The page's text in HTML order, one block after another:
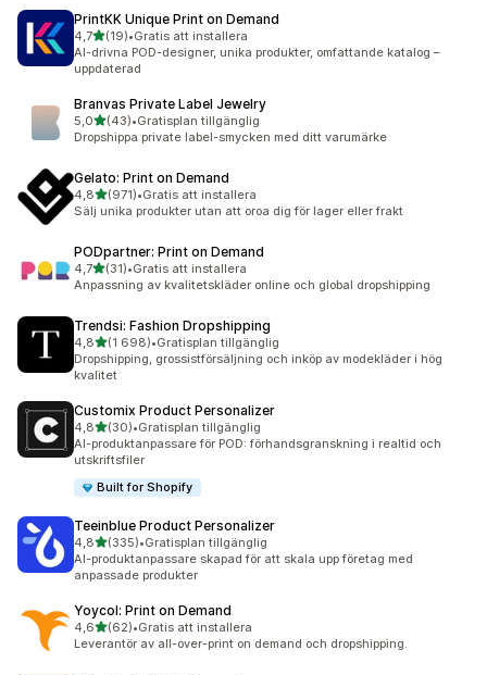
PrintKK Unique Print on Demand
4,7av 5 stjärnor
(19)
19 recensioner totalt
•Gratis att installera
AI-drivna POD-designer, unika produkter, omfattande katalog –
uppdaterad
Branvas Private Label Jewelry
5,0av 5 stjärnor
(43)
43 recensioner totalt
•Gratisplan tillgänglig
Dropshippa private label-smycken med ditt varumärke
Gelato: Print on Demand
4,8av 5 stjärnor
(971)
971 recensioner totalt
•Gratis att installera
Sälj unika produkter utan att oroa dig för lager eller frakt
PODpartner: Print on Demand
4,7av 5 stjärnor
(31)
31 recensioner totalt
•Gratis att installera
Anpassning av kvalitetskläder online och global dropshipping
Trendsi: Fashion Dropshipping
4,8av 5 stjärnor
(1 698)
1698 recensioner totalt
•Gratisplan tillgänglig
Dropshipping, grossistförsäljning och inköp av modekläder i hög
kvalitet
Customix Product Personalizer
4,8av 5 stjärnor
(30)
30 recensioner totalt
•Gratisplan tillgänglig
AI-produktanpassare för POD: förhandsgranskning i realtid och
utskriftsfiler
Built for Shopify
Teeinblue Product Personalizer
4,8av 5 stjärnor
(335)
335 recensioner totalt
•Gratisplan tillgänglig
AI-produktanpassare skapad för att skala upp företag med
anpassade produkter
Yoycol: Print on Demand
4,6av 5 stjärnor
(62)
62 recensioner totalt
•Gratis att installera
Leverantör av all-over-print on demand och dropshipping.